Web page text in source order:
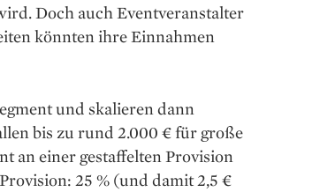
Doch auch Eventveranstalter
könnten ihre Einnahmen
und skalieren dann
bis zu rund 2.000 € für große
an einer gestaffelten Provision
25 % (und damit 2,5 €